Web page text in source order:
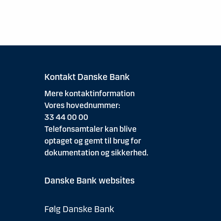
Kontakt Danske Bank
Mere kontaktinformation
Vores hovednummer:
33 44 00 00
Telefonsamtaler kan blive
optaget og gemt til brug for
dokumentation og sikkerhed.
Danske Bank websites
Følg Danske Bank